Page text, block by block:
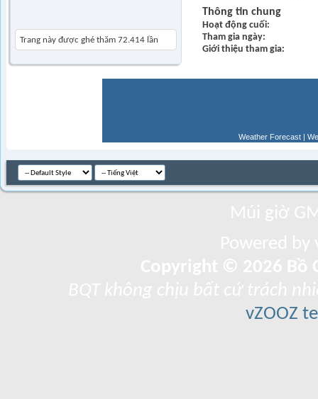
Trang này được ghé thăm 72.414 lần
Thông tin chung
Hoạt động cuối
Tham gia ngày
Giới thiệu tham gia
Weather Forecast |
vZOOZ